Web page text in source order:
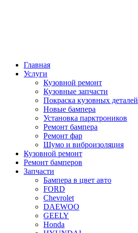
Главная
Услуги
Кузовной ремонт
Кузовные запчасти
Покраска кузовных деталей
Новые бампера
Установка парктроников
Ремонт бампера
Ремонт фар
Шумо и виброизоляция
Кузовной ремонт
Ремонт бамперов
Запчасти
Бампера в цвет авто
FORD
Chevrolet
DAEWOO
GEELY
Honda